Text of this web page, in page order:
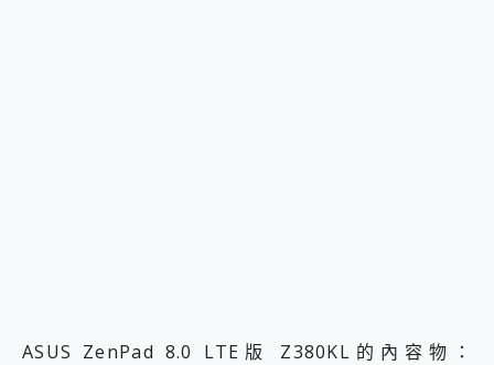
ASUS ZenPad 8.0 LTE版 Z380KL的內容物：